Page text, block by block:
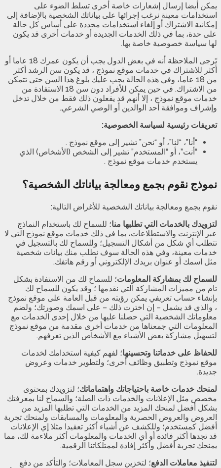
يمكن أيضا إرسال إشعارات خاصة أخرى تسلط الضوء على
استخدامات معينة نرغب إجرائها على بياناتك الشخصية بالإضافة إلى
إمكانية الاشتراك أو إلغاء استخدامات محددة على أساس كل حالة
على حدة، بما في ذلك الخدمات الجديدة أو خدمات أخرى قد يكون
لها سياسة خصوصية خاصة بها.
يًرجى الملاحظة أنه في بعض الدول يجب أن يكون عمرك 18 عاما أو
أكثر للاشتراك في خدمات موقع نموذج ، قد يكون سن الرشد أكثر
من 18 عاما، وفي هذه الحالة يجب عليك بلوغ هذا السن حتى تتمكن
من الاشتراك. في حين يمكن للأفراد دون سن 18 الاستفادة من
خدمات موقع نموذج ، إلا أنهم قد يفعلون ذلك فقط من خلال تدخل
وإشراف وموافقة أحد الوالدين أو الوصي الشرعي.
تعريفات رئيسية لسياسة الخصوصية:
“أنا”، “لنا”، أو “نحن” تشير إلى موقع نموذج .
“أنت”، أو “المستخدم” تشير إلى الشخص (الأشخاص) الذي
يستخدم خدمات موقع نموذج .
نموذج نقوم بجمع ومعالجة بياناتك الشخصية؟
نقوم بجمع ومعالجة بياناتك الشخصية للأغراض التالية:
لتزويدك بالخدمات التي تطلبها منا؛ للسماح لك باستخدام النماذج
عبر الإنترنت والاستطلاعات، بما في ذلك خدمات موقع نموذج التي لا
تتطلب أي شكل من أشكال التسجيل؛ وللسماح لك بالتسجيل في
خدمات معينة، وفي هذه الحالة سوف نطلب منك بيانات شخصية
مثل اسمك أو عنوان بريدك الإلكتروني أو رقم هاتفك.
للسماح لك بمشاركة المعلومات؛ للسماح لك من الاستفادة بشكل
تام من مميزات المشاركة التي نقدمها ؛ وقد يكون للسماح لك
بإنشاء حساب تعريفي يمكن رؤيته من قبل العامة على موقع نموذج
، والذي قد يشمل – إن اخترت ذلك – على اسمك وصورتك؛ ولضم
معلوماتك الشخصية التي حصلنا عليها من خلال إحدى الخدمات مع
المعلومات التي جمعناها من خدمات أخرى مقدمة من موقع نموذج
لتسهيل مشاركة بعض الأشياء مع الأشخاص الذين تعرفهم.
للحفاظ على خدماتنا وتحسينها؛ لفهم كيفية استخدامك لخدمات
موقع نموذج وتطبيق وظائف أخرى؛ ولتطوير خدمات وعروض
جديدة.
لمنحك خدمات خاصة باحتياجاتك واهتماماتك؛ لتزويدك بمحتوى
مخصص مثل الإعلانات والخدمات ذات الصلة؛ والسماح لنا بمعرفتك
بشكل أفضل لمنحك المزيد من الخدمات التي تطلبها المزيد من
العروض والعروض الحصرية والمعلومات والمسابقات ولمنحك تجربة
أفضل كمستخدم؛ وللكشف عن أشياء أكثر تعقيدا مثلا إي الإعلانات
قد تجدها أكثر فائدة أو أي الخدمات والمعلومات أكثر ملاءمة لك، مما
يمنحك تجربة أفضل وأكثر إفادة لممتلكاتنا الرقمية.
لتنفيذ معاملات الدفع؛ لتخزين سجل المعاملات؛ والتأكد من دفع